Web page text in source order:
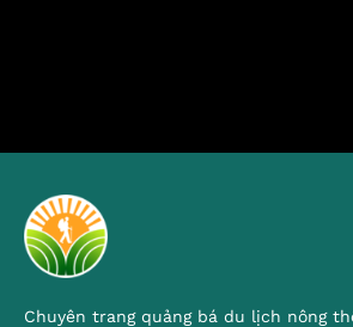
Chuyên trang quảng bá du lịch nông